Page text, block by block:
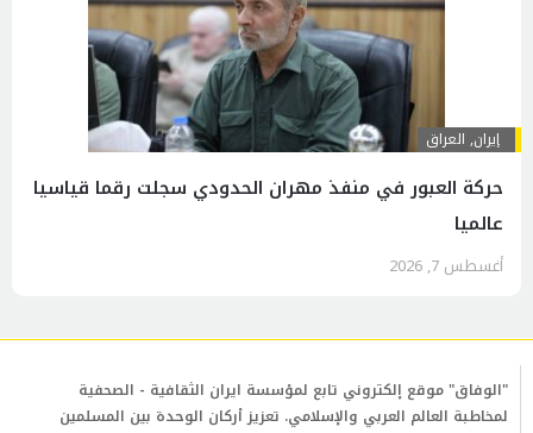
إيران, العراق
حركة العبور في منفذ مهران الحدودي سجلت رقما قياسيا
عالميا
أغسطس 7, 2026
"الوفاق" موقع إلكتروني تابع لمؤسسة ايران الثقافية - الصحفية
لمخاطبة العالم العربي والإسلامي. تعزيز أركان الوحدة بين المسلمين